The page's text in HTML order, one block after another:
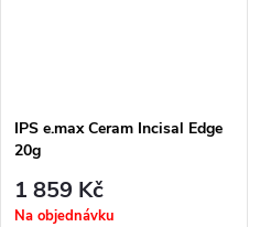
IPS e.max Ceram Incisal Edge
20g
1 859 Kč
Na objednávku